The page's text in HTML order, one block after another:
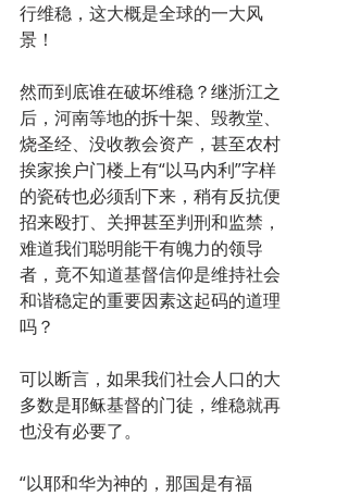
行维稳，这大概是全球的一大风
景！
然而到底谁在破坏维稳？继浙江之
后，河南等地的拆十架、毁教堂、
烧圣经、没收教会资产，甚至农村
挨家挨户门楼上有“以马内利”字样
的瓷砖也必须刮下来，稍有反抗便
招来殴打、关押甚至判刑和监禁，
难道我们聪明能干有魄力的领导
者，竟不知道基督信仰是维持社会
和谐稳定的重要因素这起码的道理
吗？
可以断言，如果我们社会人口的大
多数是耶稣基督的门徒，维稳就再
也没有必要了。
“以耶和华为神的，那国是有福